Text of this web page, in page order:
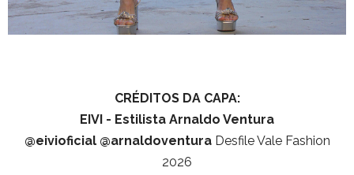
CRÉDITOS DA CAPA:
EIVI - Estilista Arnaldo Ventura
@eivioficial @arnaldoventuraDesfile Vale Fashion
2026